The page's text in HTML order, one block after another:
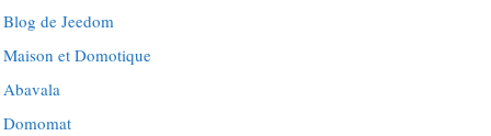
Blog de Jeedom
Maison et Domotique
Abavala
Domomat